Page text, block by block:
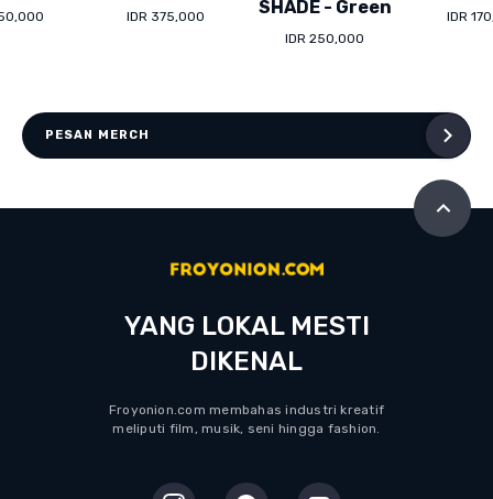
IDR 375,000
SHADE - Green
IDR 250,000
IDR
PESAN MERCH
YANG LOKAL MESTI
DIKENAL
Froyonion.com membahas industri kreatif
meliputi film, musik, seni hingga fashion.